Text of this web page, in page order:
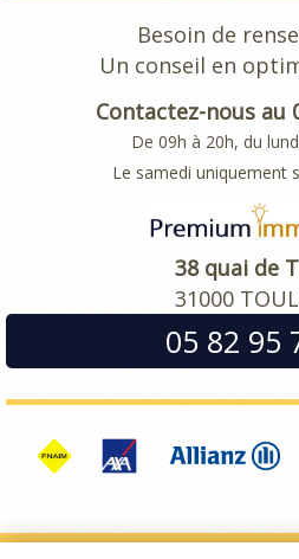
Besoin de
Un conseil en
Contactez-nous au
De 09h à 20h, du
Le samedi uniquement
38 quai de
31000
05 82 95